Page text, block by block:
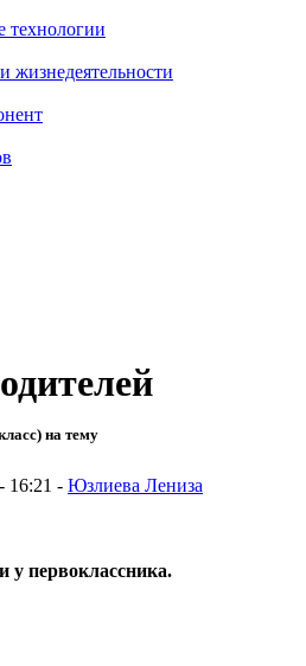
технологии
жизнедеятельности
на тему
16:21 - Юзлиева Лениза
у первоклассника.